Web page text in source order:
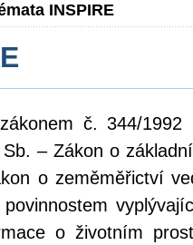
INSPIRE
č. 344/
– Zákon o
o zeměměřictví
o životním